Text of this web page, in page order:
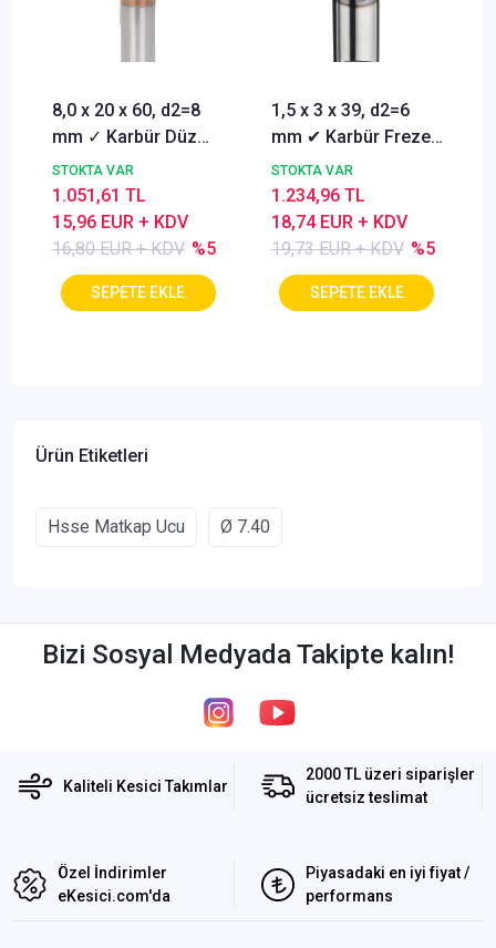
8,0 x 20 x 60, d2=8
mm ✓ Karbür Düz
Freze, Parmak freze
ucu Z=4,TiSiN
Kaplamalı
STOKTA VAR
16,80 EUR + KDV %5
15,96 EUR + KDV
1.051,61 TL
1,5 x 3 x 39, d2=6
mm ✔ Karbür Freze
ucu, Z=3, Kaplamalı,
30°
STOKTA VAR
19,73 EUR + KDV %5
18,74 EUR + KDV
1.234,96 TL
Ürün Etiketleri
Hsse Matkap Ucu Ø 7.40
Bizi Sosyal Medyada Takipte kalın!
Kaliteli Kesici Takımlar
2000 TL üzeri siparişler
ücretsiz teslimat
Özel İndirimler
eKesici.com'da
Piyasadaki en iyi fiyat /
performans